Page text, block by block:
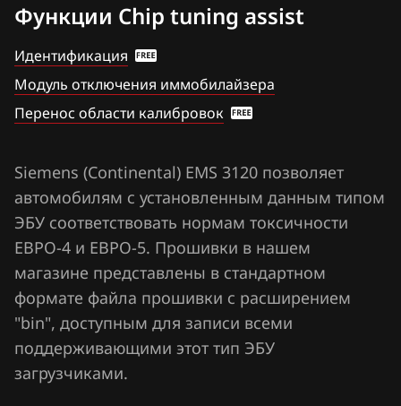
BYD
Cadillac
Chenglong
Chery
Chevrolet
Chrysler
Citroen
Dacia
Hitachi SH70xx
Hitachi SH7253xx
Hitachi SH7254xx
Mitsubishi Melco SH7058
Siemens EMS 3120
Siemens EMS 3125
Siemens EMS 3132, 3134
Siemens EMS 3155
Siemens EMS 3160
Siemens SID 301
Функции Chip tuning assist
Идентификация
Модуль отключения иммобилайзера
Перенос области калибровок
Siemens (Continental) EMS 3120 позволяет
автомобилям с установленным данным типом
ЭБУ соответствовать нормам токсичности
ЕВРО-4 и ЕВРО-5. Прошивки в нашем
магазине представлены в стандартном
формате файла прошивки с расширением
"bin", доступным для записи всеми
поддерживающими этот тип ЭБУ
загрузчиками.